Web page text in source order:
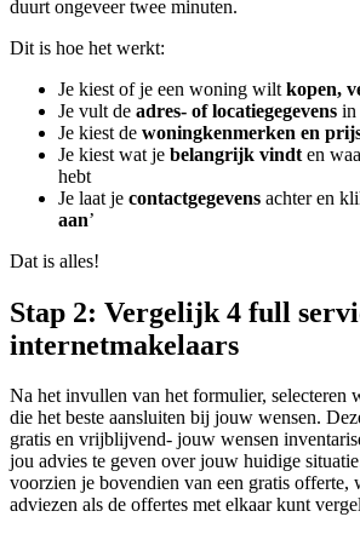
duurt ongeveer twee minuten.
Dit is hoe het werkt:
Je kiest of je een woning wilt kopen,
Je vult de adres- of locatiegegevens in
Je kiest de woningkenmerken en
Je kiest wat je belangrijk vindt en
hebt
Je laat je contactgegevens achter en
aan’
Dat is alles!
Stap 2: Vergelijk 4 full
internetmakelaars
Na het invullen van het formulier, selecteren
die het beste aansluiten bij jouw wensen.
gratis en vrijblijvend- jouw wensen
jou advies te geven over jouw huidige
voorzien je bovendien van een gratis offerte,
adviezen als de offertes met elkaar kunt